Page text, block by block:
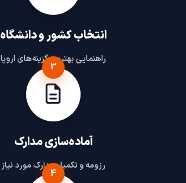
انتخاب کشور و دانشگاه
راهنمایی بهترین گزینه‌های اروپا
3
آماده‌سازی مدارک
رزومه و تکمیل مدارک مورد نیاز
4